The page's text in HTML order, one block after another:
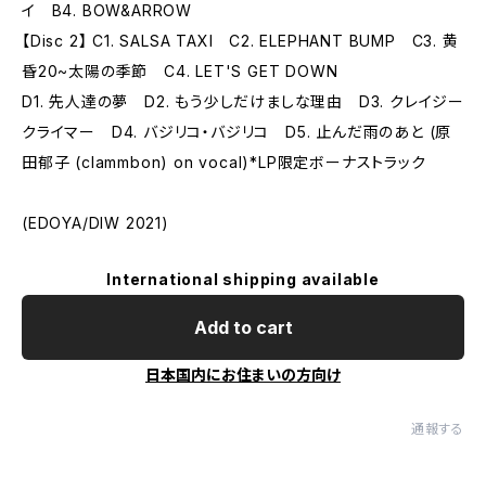
イ B4. BOW&ARROW
【Disc 2】 C1. SALSA TAXI C2. ELEPHANT BUMP C3. 黄
昏20~太陽の季節 C4. LET'S GET DOWN
D1. 先人達の夢 D2. もう少しだけましな理由 D3. クレイジー
クライマー D4. バジリコ・バジリコ D5. 止んだ雨のあと (原
田郁子 (clammbon) on vocal)*LP限定ボーナストラック
(EDOYA/DIW 2021)
International shipping available
Add to cart
日本国内にお住まいの方向け
通報する